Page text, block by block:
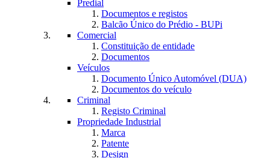
Predial
Documentos e registos
Balcão Único do Prédio - BUPi
Comercial
Constituição de entidade
Documentos
Veículos
Documento Único Automóvel (DUA)
Documentos do veículo
Criminal
Registo Criminal
Propriedade Industrial
Marca
Patente
Design